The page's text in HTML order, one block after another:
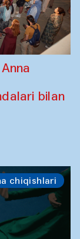
bilan
chiqishlari